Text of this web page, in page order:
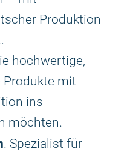
Produktion
hochwertige,
Produkte mit
ins
möchten.
. Spezialist für